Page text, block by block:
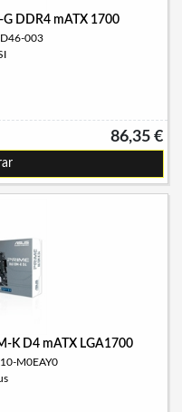
G DDR4 mATX 1700
003
86,35 €
K D4 mATX LGA1700
M0EAY0